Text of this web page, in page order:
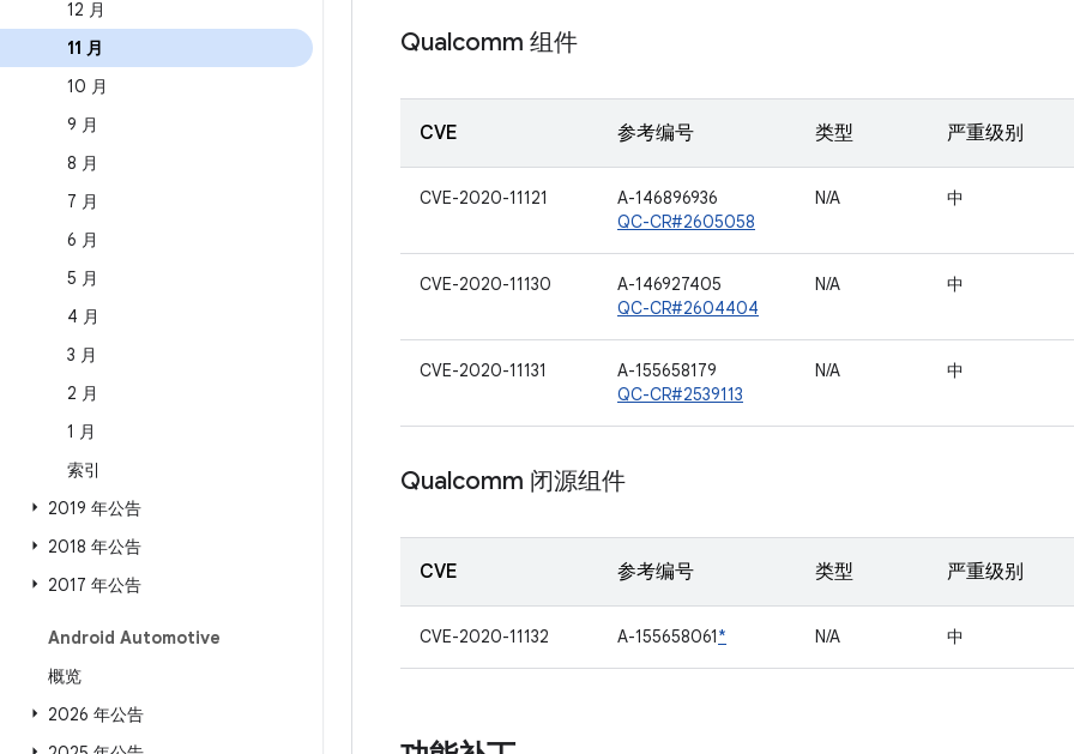
12 月
11 月
10 月
9 月
8 月
7 月
6 月
5 月
4 月
3 月
2 月
1 月
索引
2019 年公告
2018 年公告
2017 年公告
Android Automotive
概览
2026 年公告
Qualcomm 组件
CVE 参考编号 类型 严重级别
CVE-2020-11121
A-146896936
QC-CR#2605058
N/A 中
CVE-2020-11130
A-146927405
QC-CR#2604404
N/A 中
CVE-2020-11131
A-155658179
QC-CR#2539113
N/A 中
Qualcomm 闭源组件
CVE 参考编号 类型 严重级别
CVE-2020-11132 A-155658061* N/A 中